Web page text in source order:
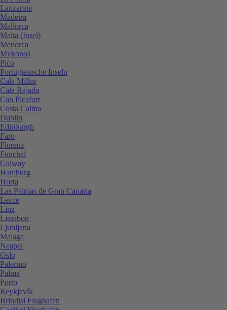
Lanzarote
Madeira
Mallorca
Malta (Insel)
Menorca
Mykonos
Pico
Portugiesische Inseln
Cala Millor
Cala Rajada
Can Picafort
Costa Calma
Dublin
Edinburgh
Faro
Florenz
Funchal
Galway
Hamburg
Horta
Las Palmas de Gran Canaria
Lecce
Linz
Lissabon
Ljubljana
Malaga
Neapel
Oslo
Palermo
Palma
Porto
Reykjavík
Brindisi Flughafen